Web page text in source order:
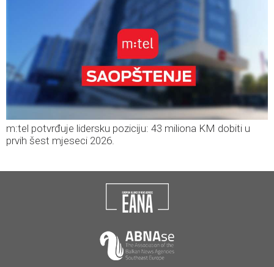
m:tel potvrđuje lidersku poziciju: 43 miliona KM dobiti u
prvih šest mjeseci 2026.